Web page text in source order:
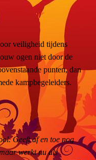
veiligheid tijdens
ogen niet door de
punten, dan
kampbegeleiders.
Geeft af en toe nog
werkt nu als